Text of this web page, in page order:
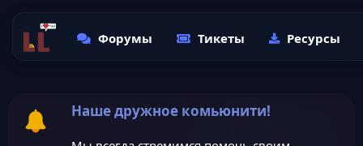
Форумы Тикеты Ресурсы
Наше дружное комьюнити!